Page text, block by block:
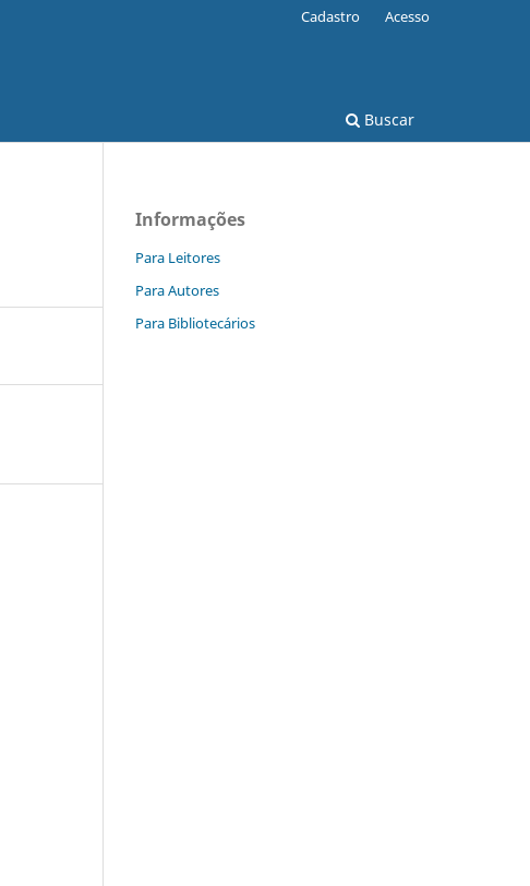
Buscar
Cadastro Acesso
Informações
Para Leitores
Para Autores
Para Bibliotecários